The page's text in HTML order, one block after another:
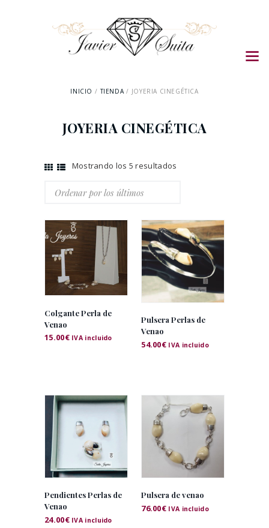
INICIO TIENDA JOYERIA CINEGÉTICA
JOYERIA CINEGÉTICA
Mostrando los 5 resultados
Colgante Perla de
Venao
15.00€ IVA incluido
Pulsera Perlas de
Venao
54.00€ IVA incluido
Pendientes Perlas de
Venao
24.00€ IVA incluido
Pulsera de venao
76.00€ IVA incluido